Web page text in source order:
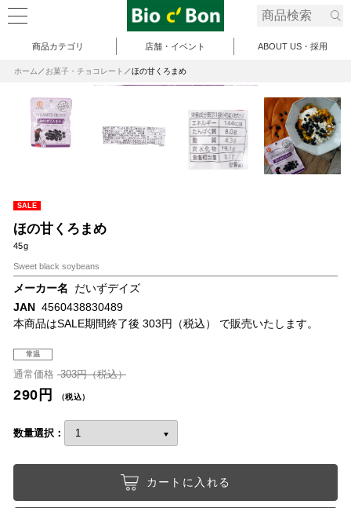
商品カテゴリ 店舗・イベント ABOUT US・採用
ホーム お菓子・チョコレート ほの甘くろまめ
SALE
ほの甘くろまめ
45g
Sweet black soybeans
メーカー名
だいずデイズ
JAN 4560438830489
本商品はSALE期間終了後 303円（税込） で販売いたします。
常温
通常価格 303円（税込）
290円 （税込）
数量選択：
カートに入れる